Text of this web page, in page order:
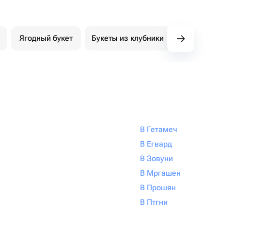
Ягодный букет Букеты из клубники Букет из конфет
В Гетамеч
В Егвард
В Зовуни
В Мргашен
В Прошян
В Птгни